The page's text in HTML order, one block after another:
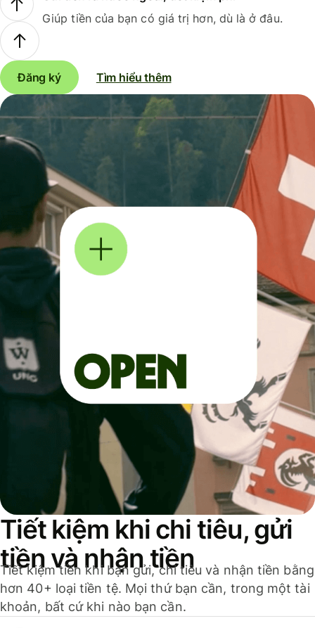
Giúp tiền của bạn có giá trị hơn, dù là ở đâu.
Đăng ký Tìm hiểu thêm
Tiết kiệm khi chi tiêu, gửi
tiền và nhận tiền
Tiết kiệm tiền khi bạn gửi, chi tiêu và nhận tiền bằng
hơn 40+ loại tiền tệ. Mọi thứ bạn cần, trong một tài
khoản, bất cứ khi nào bạn cần.